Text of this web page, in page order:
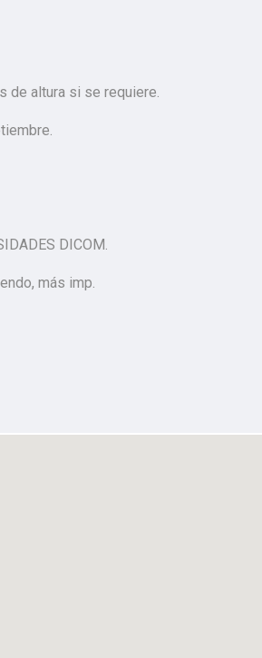
de altura si se requiere.
DICOM.
más imp.